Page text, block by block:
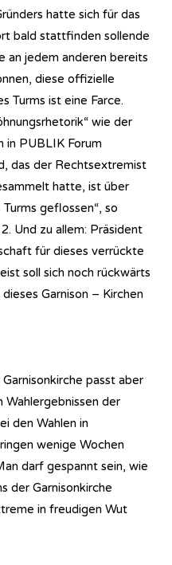
hatte sich für das
bald stattfinden sollende
an jedem anderen bereits
diese offizielle
Turms ist eine Farce.
wie der
in PUBLIK Forum
das der Rechtsextremist
hatte, ist über
geflossen“, so
Und zu allem: Präsident
für dieses verrückte
soll sich noch rückwärts
Garnison – Kirchen
passt aber
Wahlergebnissen der
den Wahlen in
wenige Wochen
darf gespannt sein, wie
der Garnisonkirche
in freudigen Wut